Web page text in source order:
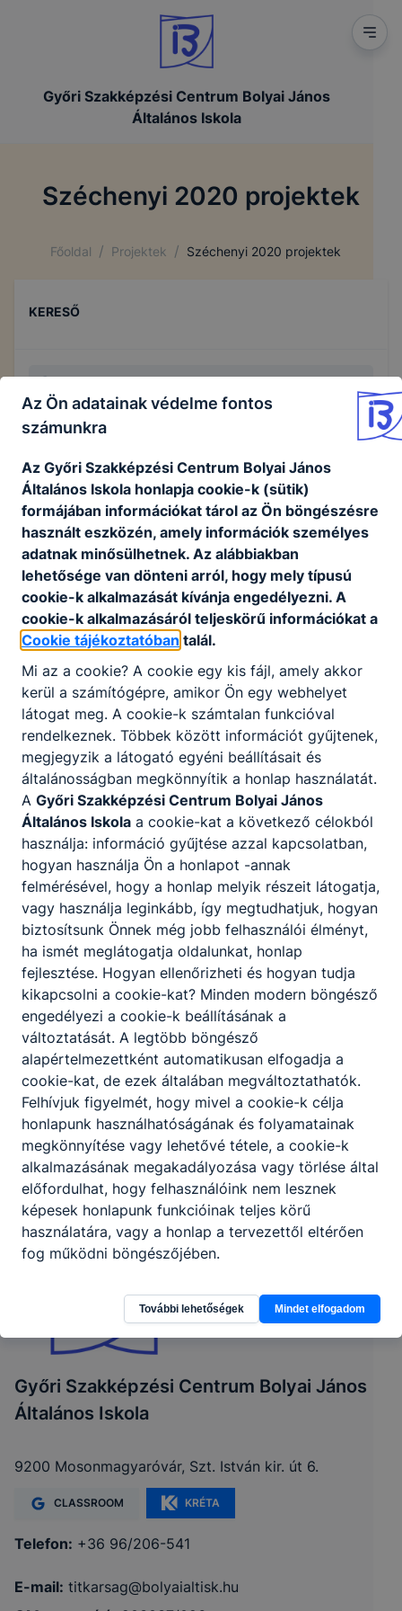
Győri Szakképzési Centrum Bolyai János
Általános Iskola
Széchenyi 2020 projektek
Főoldal / Projektek / Széchenyi 2020 projektek
KERESŐ
Széchenyi 2020 projektek
További projektjeink
Nincs találat
Partnereink
Győri Szakképzési Centrum Bolyai János
Általános Iskola
9200 Mosonmagyaróvár, Szt. István kir. út 6.
CLASSROOM KRÉTA
Telefon: +36 96/206-541
E-mail: titkarsag@bolyaialtisk.hu
Az Ön adatainak védelme fontos
számunkra
Az Győri Szakképzési Centrum Bolyai János
Általános Iskola honlapja cookie-k (sütik)
formájában információkat tárol az Ön böngészésre
használt eszközén, amely információk személyes
adatnak minősülhetnek. Az alábbiakban
lehetősége van dönteni arról, hogy mely típusú
cookie-k alkalmazását kívánja engedélyezni. A
cookie-k alkalmazásáról teljeskörű információkat a
Cookie tájékoztatóban talál.
Mi az a cookie? A cookie egy kis fájl, amely akkor
kerül a számítógépre, amikor Ön egy webhelyet
látogat meg. A cookie-k számtalan funkcióval
rendelkeznek. Többek között információt gyűjtenek,
megjegyzik a látogató egyéni beállításait és
általánosságban megkönnyítik a honlap használatát.
A Győri Szakképzési Centrum Bolyai János
Általános Iskola a cookie-kat a következő célokból
használja: információ gyűjtése azzal kapcsolatban,
hogyan használja Ön a honlapot -annak
felmérésével, hogy a honlap melyik részeit látogatja,
vagy használja leginkább, így megtudhatjuk, hogyan
biztosítsunk Önnek még jobb felhasználói élményt,
ha ismét meglátogatja oldalunkat, honlap
fejlesztése. Hogyan ellenőrizheti és hogyan tudja
kikapcsolni a cookie-kat? Minden modern böngésző
engedélyezi a cookie-k beállításának a
változtatását. A legtöbb böngésző
alapértelmezettként automatikusan elfogadja a
cookie-kat, de ezek általában megváltoztathatók.
Felhívjuk figyelmét, hogy mivel a cookie-k célja
honlapunk használhatóságának és folyamatainak
megkönnyítése vagy lehetővé tétele, a cookie-k
alkalmazásának megakadályozása vagy törlése által
előfordulhat, hogy felhasználóink nem lesznek
képesek honlapunk funkcióinak teljes körű
használatára, vagy a honlap a tervezettől eltérően
fog működni böngészőjében.
További lehetőségek Mindet elfogadom